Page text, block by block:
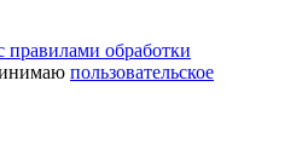
правилами обработки
пользовательское